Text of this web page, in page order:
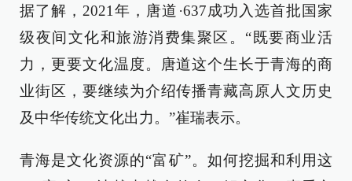
据了解，2021年，唐道·637成功入选首批国家
级夜间文化和旅游消费集聚区。“既要商业活
力，更要文化温度。唐道这个生长于青海的商
业街区，要继续为介绍传播青藏高原人文历史
及中华传统文化出力。”崔瑞表示。
青海是文化资源的“富矿”。如何挖掘和利用这